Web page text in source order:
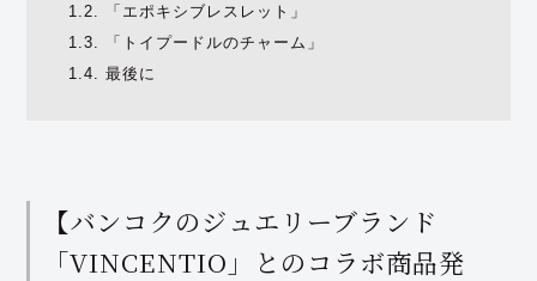
1.2.
「エポキシブレスレット」
1.3.
「トイプードルのチャーム」
1.4.
最後に
【バンコクのジュエリーブランド
「VINCENTIO」とのコラボ商品発